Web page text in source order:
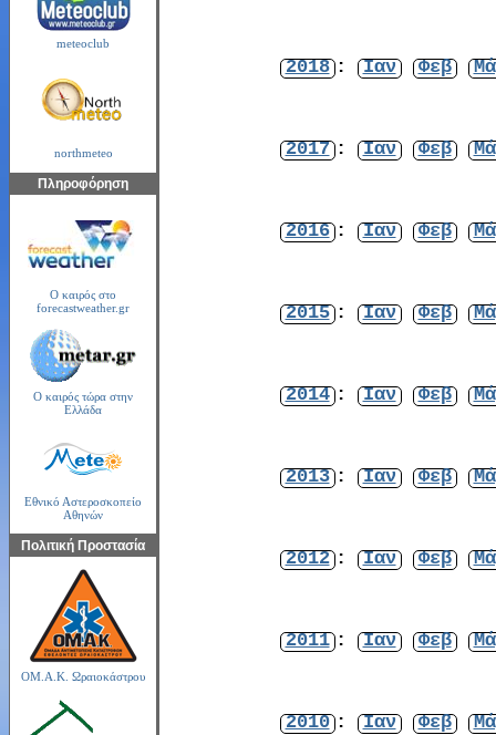
meteoclub
northmeteo
Πληροφόρηση
Ο καιρός στο
forecastweather.gr
Ο καιρός τώρα στην
Ελλάδα
Εθνικό Αστεροσκοπείο
Αθηνών
Πολιτική Προστασία
ΟΜ.Α.Κ. Ωραιοκάστρου
2018 : Ιαν Φεβ
2017 : Ιαν Φεβ
2016 : Ιαν Φεβ
2015 : Ιαν Φεβ
2014 : Ιαν Φεβ
2013 : Ιαν Φεβ
2012 : Ιαν Φεβ
2011 : Ιαν Φεβ
2010 : Ιαν Φεβ